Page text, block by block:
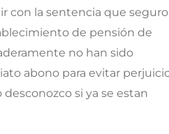
con la sentencia que seguro
de pensión de
no han sido
abono para evitar
si ya se estan